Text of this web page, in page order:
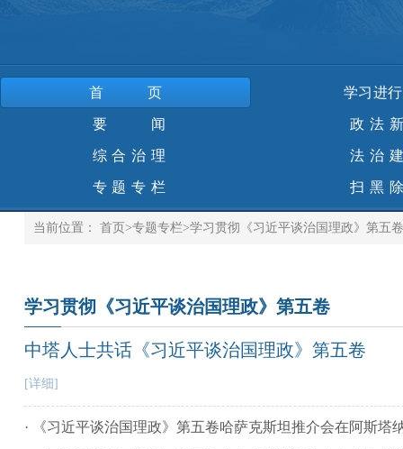
首页 学习进
要 闻 政法
综合治理 法治
专题专栏 扫黑
当前位置： 首页 >专题专栏>学习贯彻《习近平谈治国理政》第五卷
学习贯彻《习近平谈治国理政》第五卷
中塔人士共话《习近平谈治国理政》第五卷
[详细]
· 《习近平谈治国理政》第五卷哈萨克斯坦推介会在阿斯塔